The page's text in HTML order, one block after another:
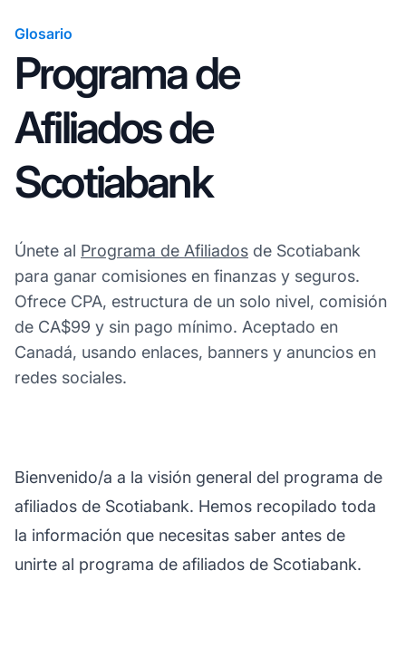
Glosario
Programa de
Afiliados de
Scotiabank
Únete al Programa de Afiliados de Scotiabank
para ganar comisiones en finanzas y seguros.
Ofrece CPA, estructura de un solo nivel, comisión
de CA$99 y sin pago mínimo. Aceptado en
Canadá, usando enlaces, banners y anuncios en
redes sociales.
Bienvenido/a a la visión general del programa de
afiliados de Scotiabank. Hemos recopilado toda
la información que necesitas saber antes de
unirte al programa de afiliados de Scotiabank.